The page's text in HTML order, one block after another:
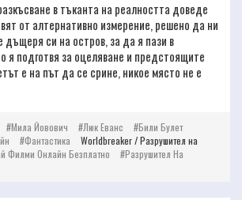
в тъканта на реалността доведе
от алтернативно измерение, решено да ни
си на остров, за да я пази в
я подготвя за оцеляване и предстоящите
е на път да се срине, никое място не е
Мила Йовович Люк Еванс
Били Булет
Фантастика
Worldbreaker / Разрушител на
Филми Онлайн Безплатно
Разрушител На